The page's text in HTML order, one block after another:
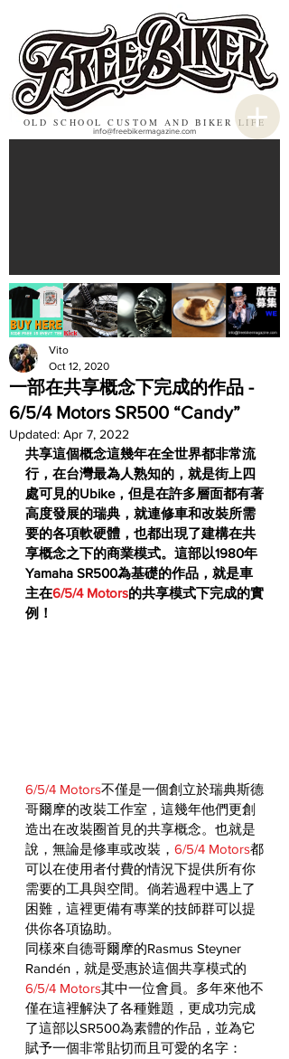
OLD SCHOOL CUSTOM AND BIKER LIFE
info@freebikermagazine.com
一部在共享概念下完成的作品 -
6/5/4 Motors SR500 “Candy”
Vito
Oct 12, 2020
Updated: Apr 7, 2022
共享這個概念這幾年在全世界都非常流
行，在台灣最為人熟知的，就是街上四
處可見的Ubike，但是在許多層面都有著
高度發展的瑞典，就連修車和改裝所需
要的各項軟硬體，也都出現了建構在共
享概念之下的商業模式。這部以1980年
Yamaha SR500為基礎的作品，就是車
主在6/5/4 Motors的共享模式下完成的實
例！
6/5/4 Motors不僅是一個創立於瑞典斯德
哥爾摩的改裝工作室，這幾年他們更創
造出在改裝圈首見的共享概念。也就是
說，無論是修車或改裝， 6/5/4 Motors都
可以在使用者付費的情況下提供所有你
需要的工具與空間。倘若過程中遇上了
困難，這裡更備有專業的技師群可以提
供你各項協助。
同樣來自德哥爾摩的Rasmus Steyner
Randén，就是受惠於這個共享模式的
6/5/4 Motors其中一位會員。多年來他不
僅在這裡解決了各種難題，更成功完成
了這部以SR500為素體的作品，並為它
賦予一個非常貼切而且可愛的名字：